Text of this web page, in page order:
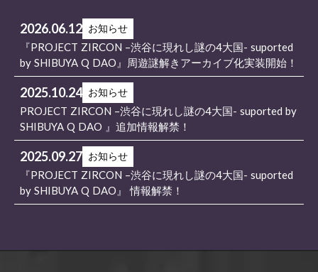
2026.06.12 お知らせ
『PROJECT ZIRCON –渋谷に現れし謎の4大国- suported
by SHIBUYA Q DAO』周遊謎解きアーカイブ化実装開始！
2025.10.24 お知らせ
PROJECT ZIRCON –渋谷に現れし謎の4大国- suported by
SHIBUYA Q DAO 』追加情報解禁！
2025.09.27 お知らせ
『PROJECT ZIRCON –渋谷に現れし謎の4大国- suported
by SHIBUYA Q DAO』 情報解禁！